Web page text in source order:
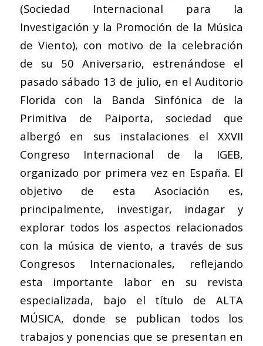
(Sociedad Internacional para la
Investigación y la Promoción de la Música
de Viento), con motivo de la celebración
de su 50 Aniversario, estrenándose el
pasado sábado 13 de julio, en el Auditorio
Florida con la Banda Sinfónica de la
Primitiva de Paiporta, sociedad que
albergó en sus instalaciones el XXVII
Congreso Internacional de la IGEB,
organizado por primera vez en España. El
objetivo de esta Asociación es,
principalmente, investigar, indagar y
explorar todos los aspectos relacionados
con la música de viento, a través de sus
Congresos Internacionales, reflejando
esta importante labor en su revista
especializada, bajo el título de ALTA
MÚSICA, donde se publican todos los
trabajos y ponencias que se presentan en